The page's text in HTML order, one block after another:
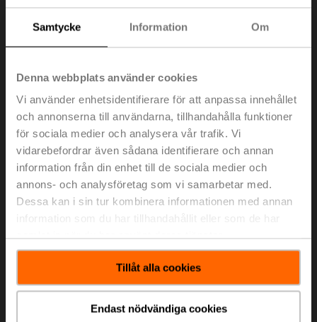
Samtycke Information Om
Denna webbplats använder cookies
Vi använder enhetsidentifierare för att anpassa innehållet
och annonserna till användarna, tillhandahålla funktioner
för sociala medier och analysera vår trafik. Vi
vidarebefordrar även sådana identifierare och annan
information från din enhet till de sociala medier och
annons- och analysföretag som vi samarbetar med.
Dessa kan i sin tur kombinera informationen med annan
information som du har tillhandahållit eller som de har
Tillåt alla cookies
Endast nödvändiga cookies
Rörgivare
Temperatur, kondens, statiskt tryck, differenstryck och
flöde